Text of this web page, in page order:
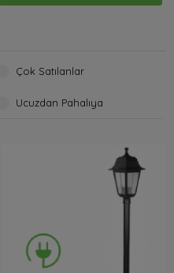
Çok Satılanlar
Ucuzdan Pahalıya